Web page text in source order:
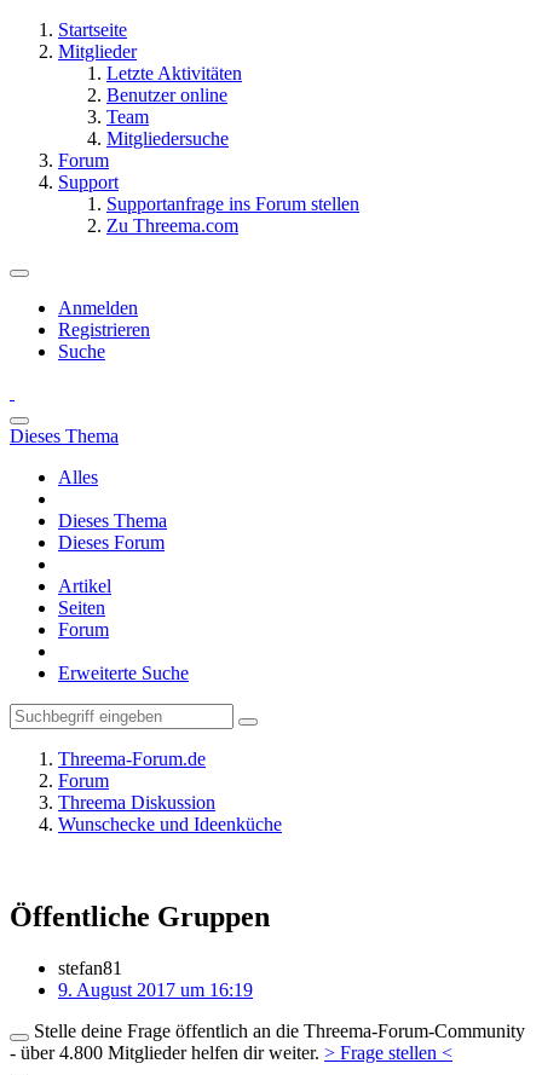
Startseite
Mitglieder
Letzte Aktivitäten
Benutzer online
Team
Mitgliedersuche
Forum
Support
Supportanfrage ins Forum stellen
Zu Threema.com
Anmelden
Registrieren
Suche
Dieses Thema
Alles
Dieses Thema
Dieses Forum
Artikel
Seiten
Forum
Erweiterte Suche
Threema-Forum.de
Forum
Threema Diskussion
Wunschecke und Ideenküche
Öffentliche Gruppen
stefan81
9. August 2017 um 16:19
Stelle deine Frage öffentlich an die Threema-Forum-Community
- über 4.800 Mitglieder helfen dir weiter. > Frage stellen <